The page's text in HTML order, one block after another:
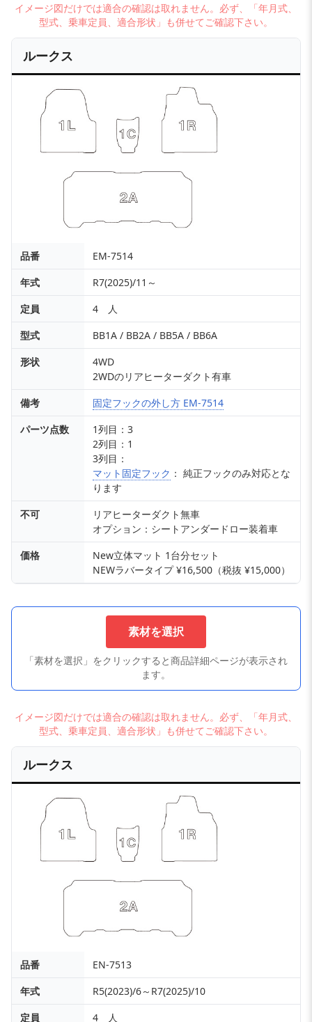
イメージ図だけでは適合の確認は取れません。必ず、「年月式、
型式、乗車定員、適合形状」も併せてご確認下さい。
ルークス
品番
EM-7514
年式
R7(2025)/11～
定員
4 人
型式
BB1A / BB2A / BB5A / BB6A
形状
4WD
2WDのリアヒーターダクト有車
備考
固定フックの外し方 EM-7514
パーツ点数
1列目：3
2列目：1
3列目：
マット固定フック ： 純正フックのみ対応とな
ります
不可
リアヒーターダクト無車
オプション：シートアンダードロー装着車
価格
New立体マット 1台分セット
NEWラバータイプ ¥16,500（税抜 ¥15,000）
素材を選択
「素材を選択」をクリックすると商品詳細ページが表示され
ます。
イメージ図だけでは適合の確認は取れません。必ず、「年月式、
型式、乗車定員、適合形状」も併せてご確認下さい。
ルークス
品番
EN-7513
年式
R5(2023)/6～R7(2025)/10
定員
4 人